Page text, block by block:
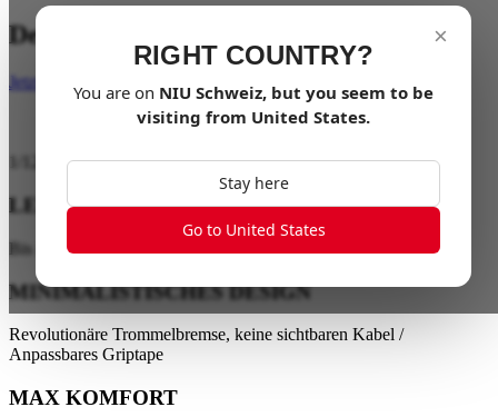
×
RIGHT COUNTRY?
You are on NIU Schweiz, but you seem to be
visiting from United States.
Stay here
Go to United States
Deine letzte Meile mit Stil.
Jetzt kaufen
LEISTUNG
Bis zu 20 km/h / Bis zu 40 km Reichweite
MINIMALISTISCHES DESIGN
Revolutionäre Trommelbremse, keine sichtbaren Kabel /
Anpassbares Griptape
MAX KOMFORT